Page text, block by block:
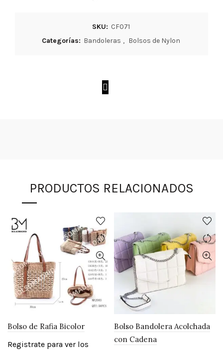
SKU: CF071
Categorías: Bandoleras , Bolsos de Nylon
PRODUCTOS RELACIONADOS
Bolso de Rafia Bicolor
Registrate para ver los
Bolso Bandolera Acolchada
con Cadena